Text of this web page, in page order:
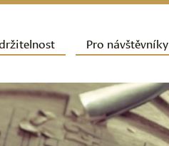
Pro návštěvníky